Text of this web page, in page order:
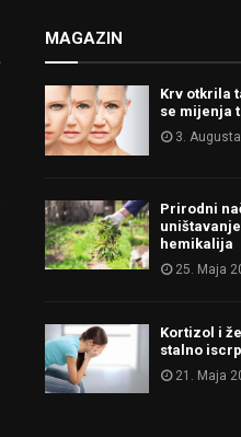
MAGAZIN
Krv otkrila
se mijenja
3.
Prirodni
hemikalija
25. Maja
Kortizol i
stalno
21. Maja